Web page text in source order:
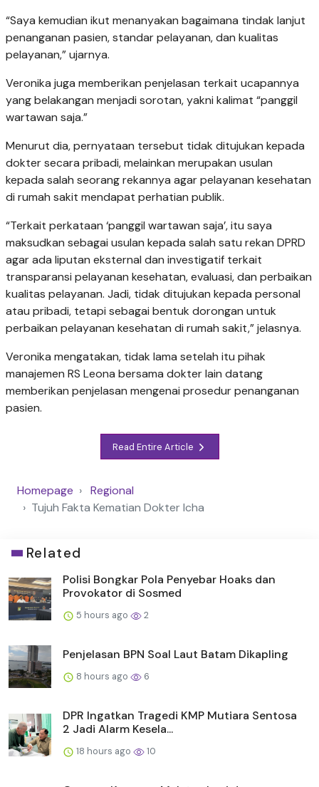
“Saya kemudian ikut menanyakan bagaimana tindak lanjut
penanganan pasien, standar pelayanan, dan kualitas
pelayanan,” ujarnya.
Veronika juga memberikan penjelasan terkait ucapannya
yang belakangan menjadi sorotan, yakni kalimat “panggil
wartawan saja.”
Menurut dia, pernyataan tersebut tidak ditujukan kepada
dokter secara pribadi, melainkan merupakan usulan
kepada salah seorang rekannya agar pelayanan kesehatan
di rumah sakit mendapat perhatian publik.
“Terkait perkataan ‘panggil wartawan saja’, itu saya
maksudkan sebagai usulan kepada salah satu rekan DPRD
agar ada liputan eksternal dan investigatif terkait
transparansi pelayanan kesehatan, evaluasi, dan perbaikan
kualitas pelayanan. Jadi, tidak ditujukan kepada personal
atau pribadi, tetapi sebagai bentuk dorongan untuk
perbaikan pelayanan kesehatan di rumah sakit,” jelasnya.
Veronika mengatakan, tidak lama setelah itu pihak
manajemen RS Leona bersama dokter lain datang
memberikan penjelasan mengenai prosedur penanganan
pasien.
Read Entire Article
Homepage
Regional
Tujuh Fakta Kematian Dokter Icha
Related
Polisi Bongkar Pola Penyebar Hoaks dan
Provokator di Sosmed
5 hours ago 2
Penjelasan BPN Soal Laut Batam Dikapling
8 hours ago 6
DPR Ingatkan Tragedi KMP Mutiara Sentosa
2 Jadi Alarm Kesela...
18 hours ago 10